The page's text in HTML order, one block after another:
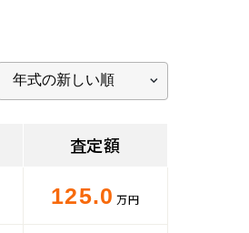
査定額
125.0 万円